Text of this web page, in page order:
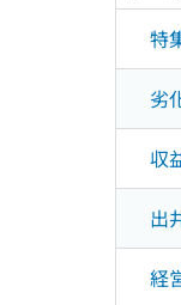
特
劣
収
出
経